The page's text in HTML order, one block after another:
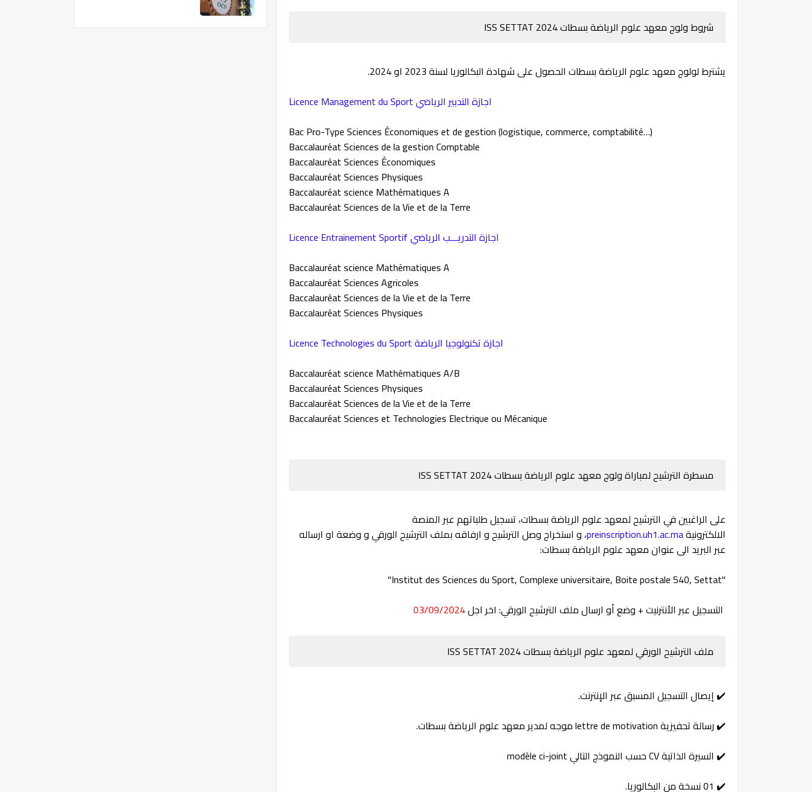
شروط ولوج معهد علوم الرياضة بسطات ISS SETTAT 2024
يشترط لولوج معهد علوم الرياضة بسطات الحصول على شهادة البكالوريا لسنة 2023 او 2024.
Licence Management du Sport اجازة التدبير الرياضي
Bac Pro-Type Sciences Économiques et de gestion (logistique, commerce, comptabilité…)
Baccalauréat Sciences de la gestion Comptable
Baccalauréat Sciences Économiques
Baccalauréat Sciences Physiques
Baccalauréat science Mathématiques A
Baccalauréat Sciences de la Vie et de la Terre
Licence Entrainement Sportif اجازة التدريـــب الرياضي
Baccalauréat science Mathématiques A
Baccalauréat Sciences Agricoles
Baccalauréat Sciences de la Vie et de la Terre
Baccalauréat Sciences Physiques
Licence Technologies du Sport اجازة تكنولوجيا الرياضة
Baccalauréat science Mathématiques A/B
Baccalauréat Sciences Physiques
Baccalauréat Sciences de la Vie et de la Terre
Baccalauréat Sciences et Technologies Electrique ou Mécanique
مسطرة الترشيح لمباراة ولوج معهد علوم الرياضة بسطات ISS SETTAT 2024
على الراغبين في الترشيح لمعهد علوم الرياضة بسطات، تسجيل طلباتهم عبر المنصة
الالكترونية
، و استخراج وصل الترشيح و ارفاقه بملف الترشيح الورقي و وضعة او ارساله
عبر البريد الى عنوان معهد علوم الرياضة بسطات:
"Institut des Sciences du Sport, Complexe universitaire, Boite postale 540, Settat"
التسجيل عبر الأنترنيت + وضع أو ارسال ملف الترشيح الورقي: اخر اجل03/09/2024
ملف الترشيح الورقي لمعهد علوم الرياضة بسطات ISS SETTAT 2024
✔️ إيصال التسجيل المسبق عبر الإنترنت.
✔️ رسالة تحفيزية lettre de motivation موجه لمدير معهد علوم الرياضة بسطات.
✔️ السيرة الذاتية CV حسب النموذج التالي modèle ci-joint
✔️ 01 نسخة من البكالوريا.